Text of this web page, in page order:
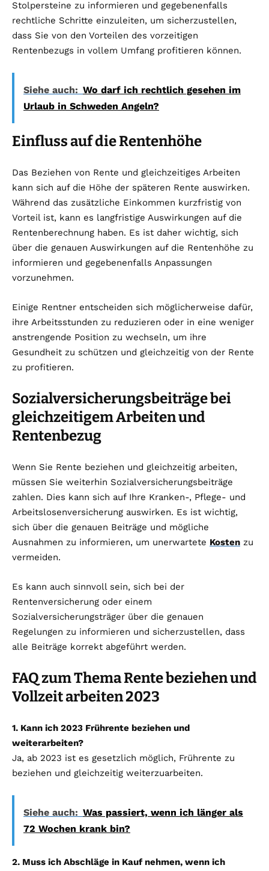
Stolpersteine zu informieren und gegebenenfalls
rechtliche Schritte einzuleiten, um sicherzustellen,
dass Sie von den Vorteilen des vorzeitigen
Rentenbezugs in vollem Umfang profitieren können.
Siehe auch: Wo darf ich rechtlich gesehen im
Urlaub in Schweden Angeln?
Einfluss auf die Rentenhöhe
Das Beziehen von Rente und gleichzeitiges Arbeiten
kann sich auf die Höhe der späteren Rente auswirken.
Während das zusätzliche Einkommen kurzfristig von
Vorteil ist, kann es langfristige Auswirkungen auf die
Rentenberechnung haben. Es ist daher wichtig, sich
über die genauen Auswirkungen auf die Rentenhöhe zu
informieren und gegebenenfalls Anpassungen
vorzunehmen.
Einige Rentner entscheiden sich möglicherweise dafür,
ihre Arbeitsstunden zu reduzieren oder in eine weniger
anstrengende Position zu wechseln, um ihre
Gesundheit zu schützen und gleichzeitig von der Rente
zu profitieren.
Sozialversicherungsbeiträge bei
gleichzeitigem Arbeiten und
Rentenbezug
Wenn Sie Rente beziehen und gleichzeitig arbeiten,
müssen Sie weiterhin Sozialversicherungsbeiträge
zahlen. Dies kann sich auf Ihre Kranken-, Pflege- und
Arbeitslosenversicherung auswirken. Es ist wichtig,
sich über die genauen Beiträge und mögliche
Ausnahmen zu informieren, um unerwartete Kosten zu
vermeiden.
Es kann auch sinnvoll sein, sich bei der
Rentenversicherung oder einem
Sozialversicherungsträger über die genauen
Regelungen zu informieren und sicherzustellen, dass
alle Beiträge korrekt abgeführt werden.
FAQ zum Thema Rente beziehen und
Vollzeit arbeiten 2023
1. Kann ich 2023 Frührente beziehen und
weiterarbeiten?
Ja, ab 2023 ist es gesetzlich möglich, Frührente zu
beziehen und gleichzeitig weiterzuarbeiten.
Siehe auch: Was passiert, wenn ich länger als
72 Wochen krank bin?
2. Muss ich Abschläge in Kauf nehmen, wenn ich